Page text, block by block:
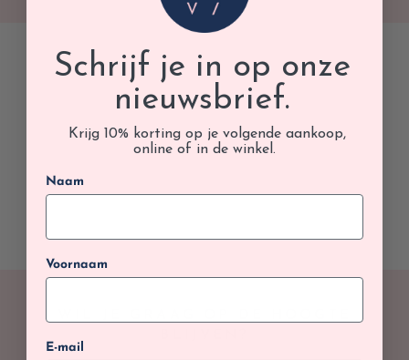
Schrijf je in op onze
nieuwsbrief.
Krijg 10% korting op je volgende aankoop,
online of in de winkel.
Naam
Voornaam
E-mail